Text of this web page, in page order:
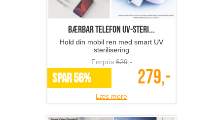
Bærbar telefon UV-steri...
Hold din mobil ren med smart UV
sterilisering
Førpris629,-
SPAR 56% 279,-
Læs mere